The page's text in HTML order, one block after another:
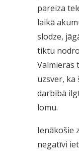
pareiza
laikā
slodze,
tiktu
Valmieras
uzsver, ka
darbībā
lomu.
Ienākošie
negatīvi